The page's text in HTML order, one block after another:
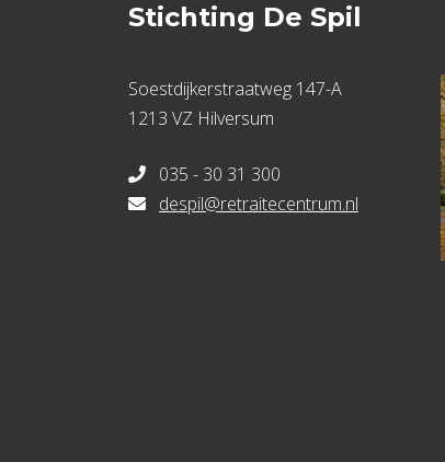
Stichting De Spil
Soestdijkerstraatweg 147-A
1213 VZ Hilversum
035 - 30 31 300
despil@retraitecentrum.nl